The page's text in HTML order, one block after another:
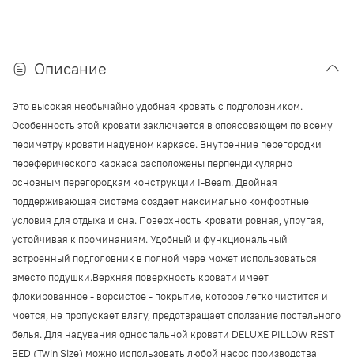
Описание
Это высокая необычайно удобная кровать с подголовником.
Особенность этой кровати заключается в опоясовающем по всему
периметру кровати надувном каркасе. Внутренние перегородки
переферического каркаса расположены перпендикулярно
основным перегородкам конструкции I-Beam. Двойная
поддерживающая система создает максимально комфортные
условия для отдыха и сна. Поверхность кровати ровная, упругая,
устойчивая к проминаниям. Удобный и функциональный
встроенный подголовник в полной мере может использоваться
вместо подушки.Верхняя поверхность кровати имеет
флокированное - ворсистое - покрытие, которое легко чистится и
моется, не пропускает влагу, предотвращает сползание постельного
белья. Для надувания односпальной кровати DELUXE PILLOW REST
BED (Twin Size) можно использовать любой насос производства